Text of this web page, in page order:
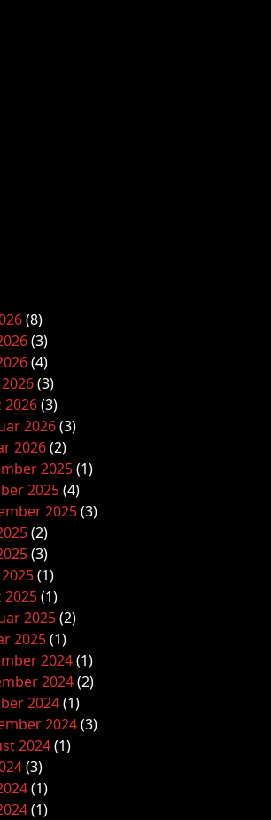
(8)
(3)
(4)
(3)
2026(3)
2026(3)
2026(2)
2025(1)
2025(4)
2025(3)
(2)
(3)
(1)
2025(1)
2025(2)
2025(1)
2024(1)
2024(2)
2024(1)
2024(3)
2024(1)
(3)
(1)
(1)